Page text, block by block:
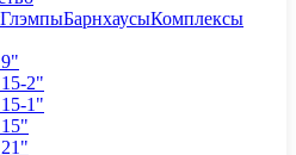
ГлэмпыБарнхаусыКомплексы
2"
1"